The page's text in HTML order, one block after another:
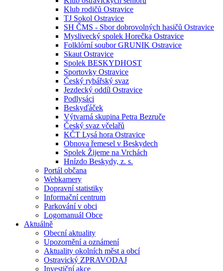
Klub rodičů Ostravice
TJ Sokol Ostravice
SH ČMS - Sbor dobrovolných hasičů Ostravice
Myslivecký spolek Horečka Ostravice
Folklórní soubor GRUNIK Ostravice
Skaut Ostravice
Spolek BESKYDHOST
Sportovky Ostravice
Český rybářský svaz
Jezdecký oddíl Ostravice
Podlysáci
Beskyďáček
Výtvarná skupina Petra Bezruče
Český svaz včelařů
KČT Lysá hora Ostravice
Obnova řemesel v Beskydech
Spolek Žijeme na Vrchách
Hnízdo Beskydy, z. s.
Portál občana
Webkamery
Dopravní statistiky
Informační centrum
Parkování v obci
Logomanuál Obce
Aktuálně
Obecní aktuality
Upozornění a oznámení
Aktuality okolních měst a obcí
Ostravický ZPRAVODAJ
Investiční akce